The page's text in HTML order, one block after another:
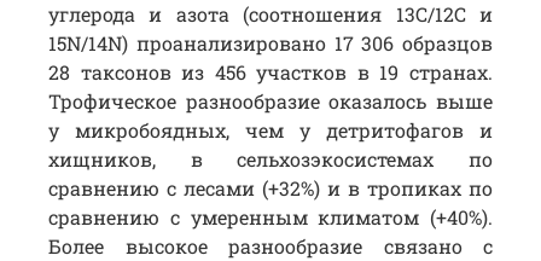
углерода и азота (соотношения 13C/12C и
15N/14N) проанализировано 17 306 образцов
28 таксонов из 456 участков в 19 странах.
Трофическое разнообразие оказалось выше
у микробоядных, чем у детритофагов и
хищников, в сельхозэкосистемах по
сравнению с лесами (+32%) и в тропиках по
сравнению с умеренным климатом (+40%).
Более высокое разнообразие связано с